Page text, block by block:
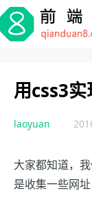
用css3
laoyuan
大家都知道，
是收集一些网